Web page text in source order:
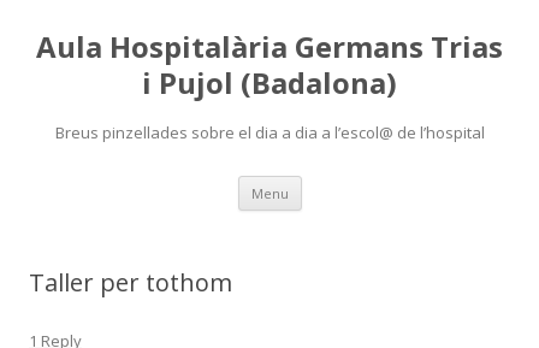
Aula Hospitalària Germans Trias
i Pujol (Badalona)
Breus pinzellades sobre el dia a dia a l’escol@ de l’hospital
Menu Skip
content
Taller per tothom
1 Reply